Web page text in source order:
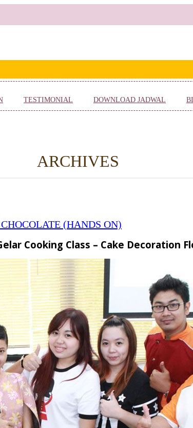
TESTIMONIAL DOWNLOAD JADWAL
ARCHIVES
(HANDS ON)
Cooking Class – Cake Decoration